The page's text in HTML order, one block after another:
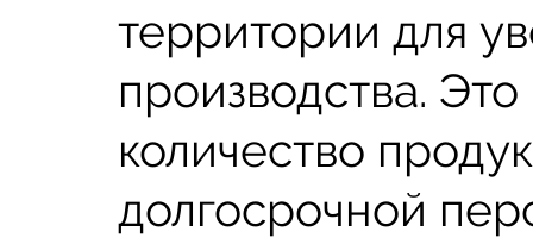
территории для
производства.
количество
долгосрочной